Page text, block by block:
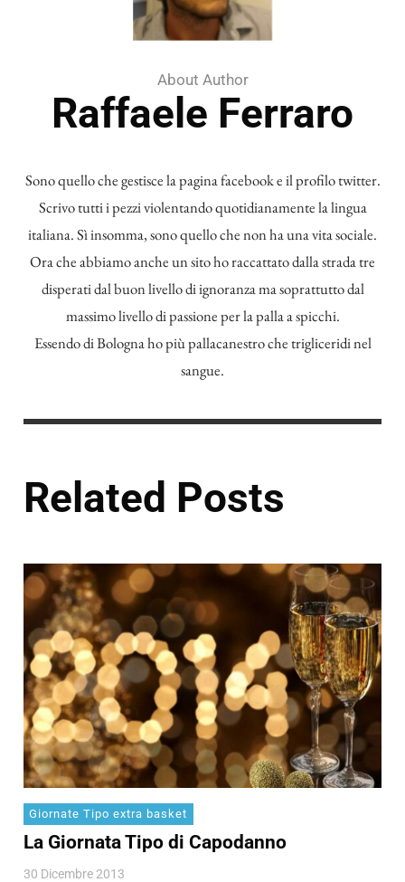
About Author
Raffaele Ferraro
Sono quello che gestisce la pagina facebook e il profilo twitter.
Scrivo tutti i pezzi violentando quotidianamente la lingua
italiana. Sì insomma, sono quello che non ha una vita sociale.
Ora che abbiamo anche un sito ho raccattato dalla strada tre
disperati dal buon livello di ignoranza ma soprattutto dal
massimo livello di passione per la palla a spicchi.
Essendo di Bologna ho più pallacanestro che trigliceridi nel
sangue.
Related Posts
Giornate Tipo extra basket
La Giornata Tipo di Capodanno
30 Dicembre 2013